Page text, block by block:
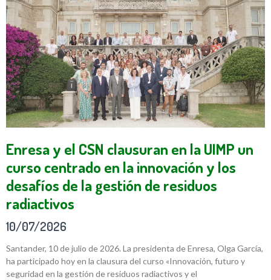
Enresa y el CSN clausuran en la UIMP un
curso centrado en la innovación y los
desafíos de la gestión de residuos
radiactivos
10/07/2026
Santander, 10 de julio de 2026. La presidenta de Enresa, Olga García,
ha participado hoy en la clausura del curso «Innovación, futuro y
seguridad en la gestión de residuos radiactivos y el